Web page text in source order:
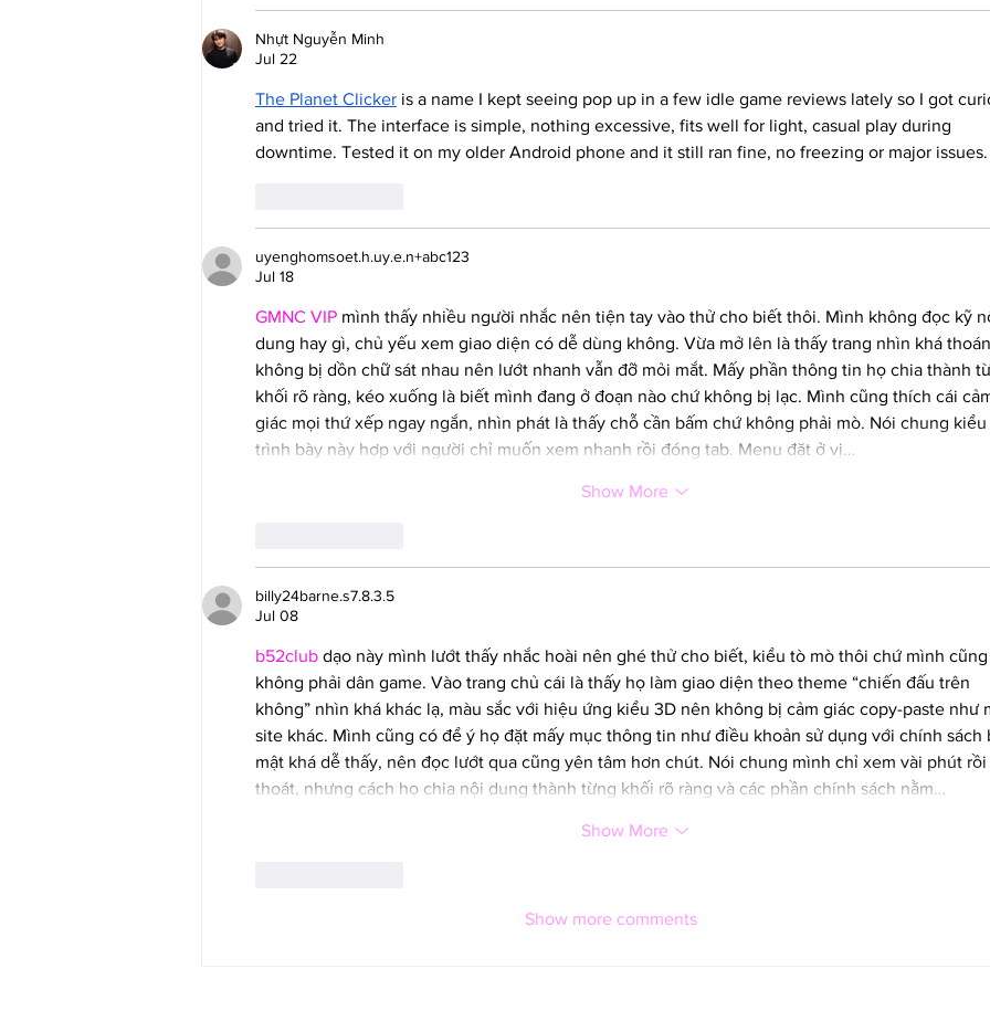
Nhựt Nguyễn Minh
Jul 22
The Planet Clicker is a name I kept seeing pop up in a few idle game reviews lately so I got
and tried it. The interface is simple, nothing excessive, fits well for light, casual play during
downtime. Tested it on my older Android phone and it still ran fine, no freezing or major issues.
uyenghomsoet.h.uy.e.n+abc123
Jul 18
GMNC VIP mình thấy nhiều người nhắc nên tiện tay vào thử cho biết thôi. Mình không đọc kỹ
dung hay gì, chủ yếu xem giao diện có dễ dùng không. Vừa mở lên là thấy trang nhìn khá
không bị dồn chữ sát nhau nên lướt nhanh vẫn đỡ mỏi mắt. Mấy phần thông tin họ chia thành
khối rõ ràng, kéo xuống là biết mình đang ở đoạn nào chứ không bị lạc. Mình cũng thích cái
giác mọi thứ xếp ngay ngắn, nhìn phát là thấy chỗ cần bấm chứ không phải mò. Nói chung kiểu
trình bày này hợp với người chỉ muốn xem nhanh rồi đóng tab. Menu đặt ở vị…
Show More
billy24barne.s7.8.3.5
Jul 08
b52club dạo này mình lướt thấy nhắc hoài nên ghé thử cho biết, kiểu tò mò thôi chứ mình cũng
không phải dân game. Vào trang chủ cái là thấy họ làm giao diện theo theme “chiến đấu trên
không” nhìn khá khác lạ, màu sắc với hiệu ứng kiểu 3D nên không bị cảm giác copy-paste như
site khác. Mình cũng có để ý họ đặt mấy mục thông tin như điều khoản sử dụng với chính sách
mật khá dễ thấy, nên đọc lướt qua cũng yên tâm hơn chút. Nói chung mình chỉ xem vài phút rồi
thoát, nhưng cách họ chia nội dung thành từng khối rõ ràng và các phần chính sách nằm…
Show More
Show more comments